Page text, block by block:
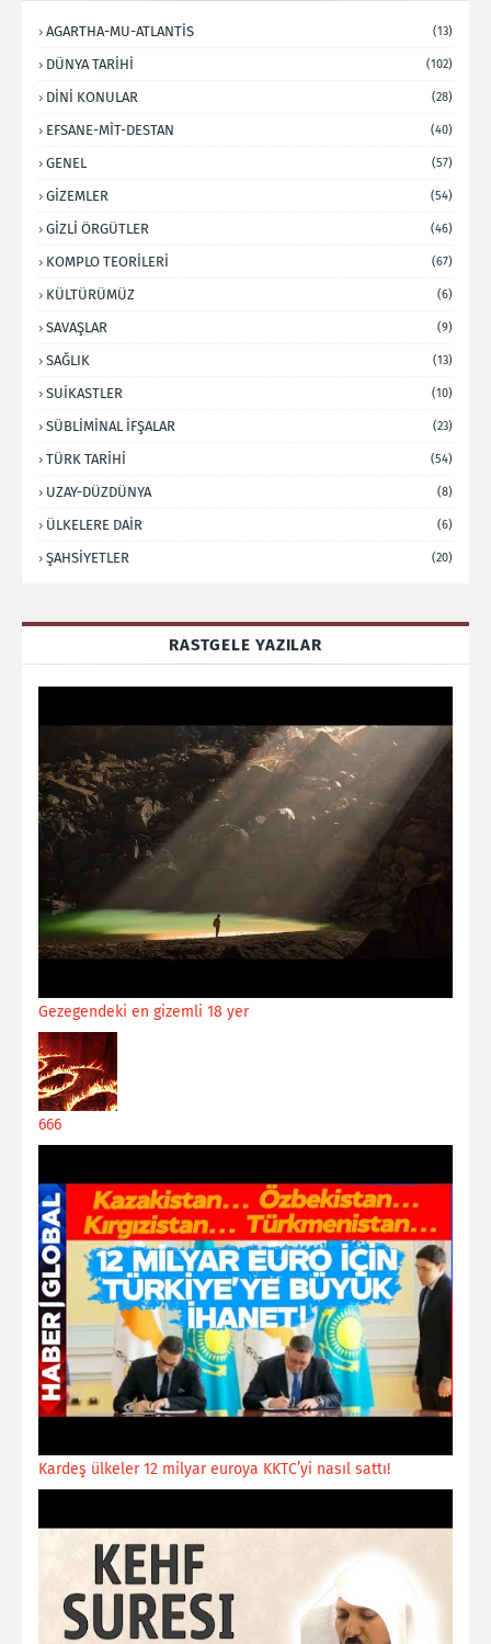
AGARTHA-MU-ATLANTİS (13)
DÜNYA TARİHİ (102)
DİNİ KONULAR (28)
EFSANE-MİT-DESTAN (40)
GENEL (57)
GİZEMLER (54)
GİZLİ ÖRGÜTLER (46)
KOMPLO TEORİLERİ (67)
KÜLTÜRÜMÜZ (6)
SAVAŞLAR (9)
SAĞLIK (13)
SUİKASTLER (10)
SÜBLİMİNAL İFŞALAR (23)
TÜRK TARİHİ (54)
UZAY-DÜZDÜNYA (8)
ÜLKELERE DAİR (6)
ŞAHSİYETLER (20)
RASTGELE YAZILAR
Gezegendeki en gizemli 18 yer
666
Kardeş ülkeler 12 milyar euroya KKTC’yi nasıl sattı!